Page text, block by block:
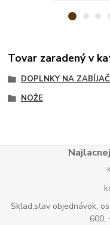
Tovar zaradený v
DOPLNKY NA
NOŽE
Sklad,stav objednávok,
600,